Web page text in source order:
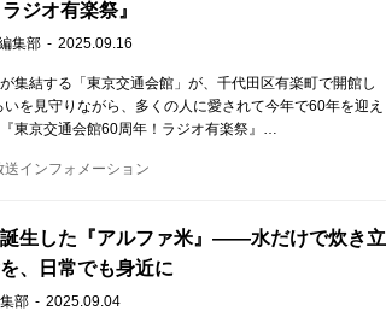
ジオ有楽祭』
集部 2025.09.16
集結する「東京交通会館」が、千代田区有楽町で開館し
を見守りながら、多くの人に愛されて今年で60年を迎え
東京交通会館60周年！ラジオ有楽祭』…
送インフォメーション
生した『アルファ米』――水だけで炊き立
、日常でも身近に
部 2025.09.04